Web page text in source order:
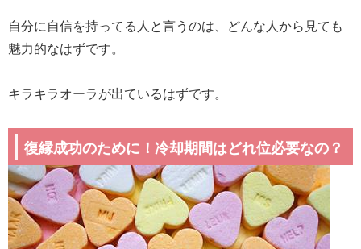
自分に自信を持ってる人と言うのは、どんな人から見ても
魅力的なはずです。
キラキラオーラが出ているはずです。
復縁成功のために！冷却期間はどれ位必要なの？